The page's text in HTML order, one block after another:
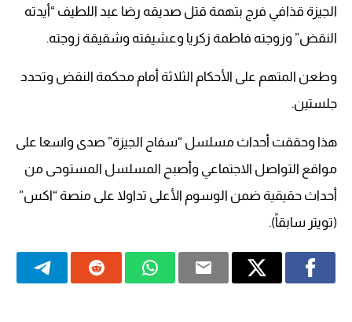
الجيزة قذافي فرج بتهمة قتل صديقه رضا عبد اللطيف “أيدته
النقض” وزوجته فاطمة زكريا وعشيقته وشقيقة زوجته.
وطعن المتهم على الأحكام الثلاثة أمام محكمة النقض وتحدد
جلستين.
هذا وحققت أحداث مسلسل “سفاح الجيزة” صدى واسعا على
مواقع التواصل الاجتماعي وأصبح المسلسل المستوحى من
أحداث حقيقية ضمن الوسوم الأعلى تداولا على منصة “اكس”
(تويتر سابقاً).